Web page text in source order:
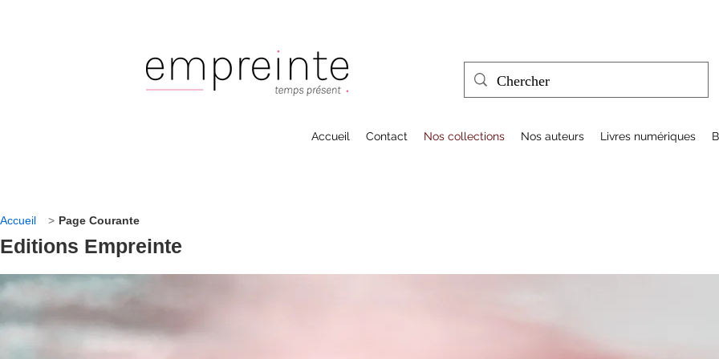
Accueil Contact Nos collections Nos auteurs Livres numériques
Accueil > Page Courante
Editions Empreinte